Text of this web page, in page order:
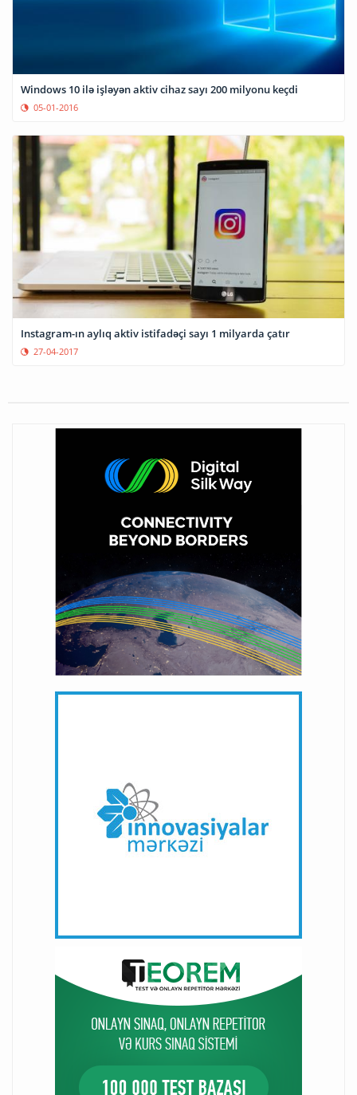
Windows 10 ilə işləyən aktiv cihaz sayı 200 milyonu keçdi
05-01-2016
Instagram-ın aylıq aktiv istifadəçi sayı 1 milyarda çatır
27-04-2017